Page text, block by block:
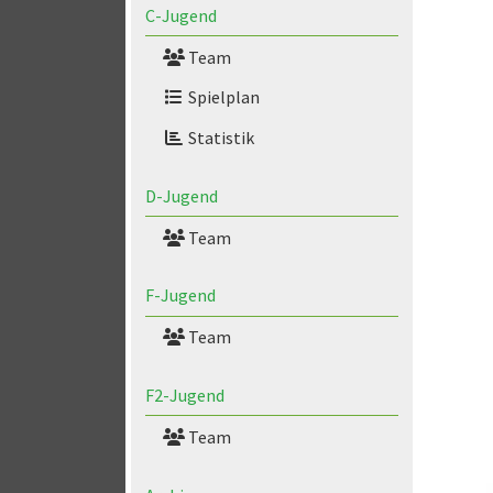
C-Jugend
Team
Spielplan
Statistik
D-Jugend
Team
F-Jugend
Team
F2-Jugend
Team